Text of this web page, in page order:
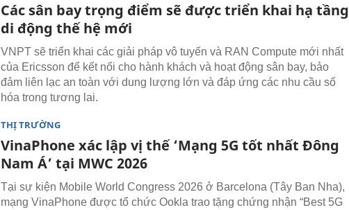
Các sân bay trọng điểm sẽ được triển khai hạ tầng
di động thế hệ mới
VNPT sẽ triển khai các giải pháp vô tuyến và RAN Compute mới nhất
của Ericsson để kết nối cho hành khách và hoạt động sân bay, bảo
đảm liên lạc an toàn với dung lượng lớn và đáp ứng các nhu cầu số
hóa trong tương lai.
THỊ TRƯỜNG
VinaPhone xác lập vị thế ‘Mạng 5G tốt nhất Đông
Nam Á’ tại MWC 2026
Tại sự kiện Mobile World Congress 2026 ở Barcelona (Tây Ban Nha),
mạng VinaPhone được tổ chức Ookla trao tặng chứng nhận “Best 5G